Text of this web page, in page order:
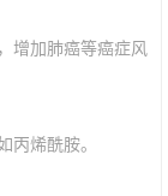
增加肺癌等癌症风
烯酰胺。